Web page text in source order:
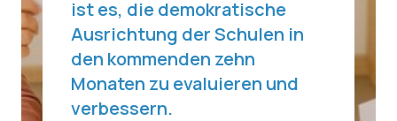
ist es, die demokratische
Ausrichtung der Schulen in
den kommenden zehn
Monaten zu evaluieren und
verbessern.